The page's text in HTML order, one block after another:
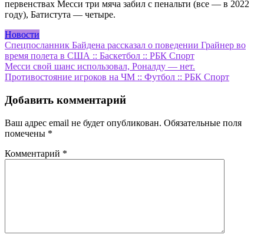
первенствах Месси три мяча забил с пенальти (все — в 2022
году), Батистута — четыре.
Новости
Навигация
по
записям
Спецпосланник Байдена рассказал о поведении Грайнер во
время полета в США :: Баскетбол :: РБК Спорт
Месси свой шанс использовал, Роналду — нет.
Противостояние игроков на ЧМ :: Футбол :: РБК Спорт
Добавить комментарий
Ваш адрес email не будет опубликован. Обязательные поля
помечены *
Комментарий *